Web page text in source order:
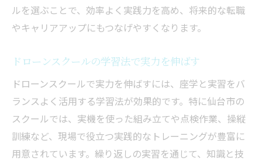
ルを選ぶことで、効率よく実践力を高め、将来的な転職
やキャリアアップにもつなげやすくなります。
ドローンスクールの学習法で実力を伸ばす
ドローンスクールで実力を伸ばすには、座学と実習をバ
ランスよく活用する学習法が効果的です。特に仙台市の
スクールでは、実機を使った組み立てや点検作業、操縦
訓練など、現場で役立つ実践的なトレーニングが豊富に
用意されています。繰り返しの実習を通じて、知識と技